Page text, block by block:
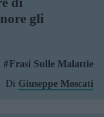
gli
Frasi Sulle Malattie
Di Giuseppe Moscati